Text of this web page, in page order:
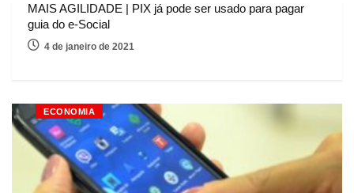
MAIS AGILIDADE | PIX já pode ser usado para pagar
guia do e-Social
4 de janeiro de 2021
ECONOMIA